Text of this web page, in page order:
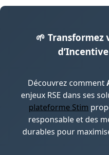
🌱 Transformez
Découvrez comment
enjeux RSE dans ses
plateforme Stim
responsable et des
durables pour